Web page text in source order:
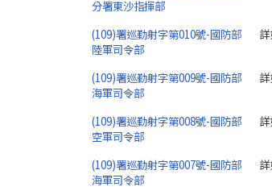
分署東沙指揮部
(109)署巡勤射字第010號-國防部
陸軍司令部
(109)署巡勤射字第009號-國防部
海軍司令部
(109)署巡勤射字第008號-國防部
空軍司令部
(109)署巡勤射字第007號-國防部
海軍司令部